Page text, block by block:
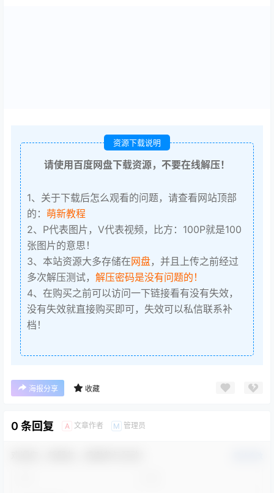
资源下载说明
请使用百度网盘下载资源，不要在线解压！
1、关于下载后怎么观看的问题，请查看网站顶部
的： 萌新教程
2、P代表图片，V代表视频，比方：100P就是100
张图片的意思！
3、本站资源大多存储在网盘，并且上传之前经过
多次解压测试， 解压密码是没有问题的！
4、在购买之前可以访问一下链接看有没有失效，
没有失效就直接购买即可，失效可以私信联系补
档！
海报分享 收藏
0 条回复 A 文章作者 M 管理员